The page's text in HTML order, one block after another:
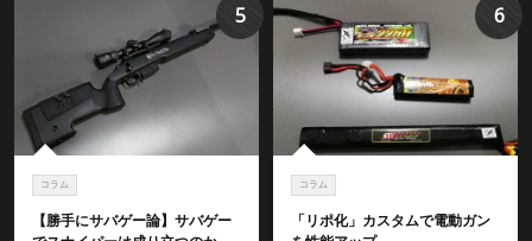
コラム
【勝手にサバゲー論】サバゲー
5
コラム
「リポ化」カスタムで電動ガン
6